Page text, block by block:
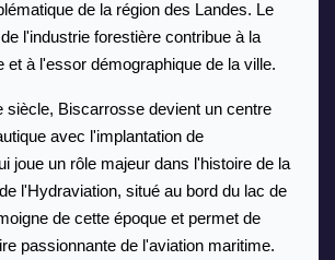
de la région des Landes. Le
l'industrie forestière contribue à la
et à l'essor démographique de la ville.
siècle, Biscarrosse devient un centre
avec l'implantation de
joue un rôle majeur dans l'histoire de la
l'Hydraviation, situé au bord du lac de
de cette époque et permet de
passionnante de l'aviation maritime.